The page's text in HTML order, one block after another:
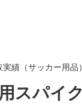
実績（サッカー用品）
スパイ